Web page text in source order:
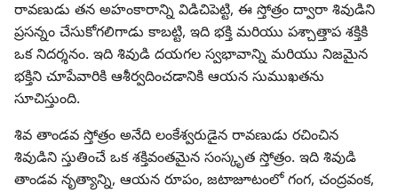
రావణుడు తన అహంకారాన్ని విడిచిపెట్టి, ఈ స్తోత్రం ద్వారా శివుడిని
ప్రసన్నం చేసుకోగలిగాడు కాబట్టి, ఇది భక్తి మరియు పశ్చాత్తాప శక్తికి
ఒక నిదర్శనం. ఇది శివుడి దయగల స్వభావాన్ని మరియు నిజమైన
భక్తిని చూపేవారికి ఆశీర్వదించడానికి ఆయన సుముఖతను
సూచిస్తుంది.
శివ తాండవ స్తోత్రం అనేది లంకేశ్వరుడైన రావణుడు రచించిన
శివుడిని స్తుతించే ఒక శక్తివంతమైన సంస్కృత స్తోత్రం. ఇది శివుడి
తాండవ నృత్యాన్ని, ఆయన రూపం, జటాజూటంలో గంగ, చంద్రవంక,